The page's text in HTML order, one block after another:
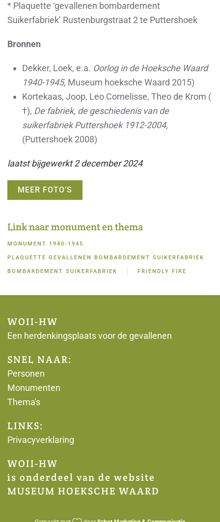
* Plaquette ‘gevallenen bombardement
Suikerfabriek’ Rustenburgstraat 2 te Puttershoek
Bronnen
Dekker, Loek, e.a. Oorlog in de Hoeksche Waard
1940-1945, Museum hoeksche Waard 2015)
Kortekaas, Joop, Leo Cornelisse, Theo de Krom (​​
†), De fabriek, de geschiedenis van de
suikerfabriek Puttershoek 1912-2004,
(Puttershoek 2008)
laatst bijgewerkt 2 december 2024
MEER FOTO’S
Link naar monument en thema
MONUMENT 1940-1945
PLAQUETTE GEVALLENEN BOMBARDEMENT SUIKERFABRIEK
BOMBARDEMENT SUIKERFABRIEK FRIENDLY FIRE
WOII-HW
Een herdenkingsplaats voor de gevallenen
SNEL NAAR:
Personen
Monumenten
Thema's
LINKS:
Privacyverklaring
WOII-HW
is onderdeel van de website
MUSEUM HOEKSCHE WAARD